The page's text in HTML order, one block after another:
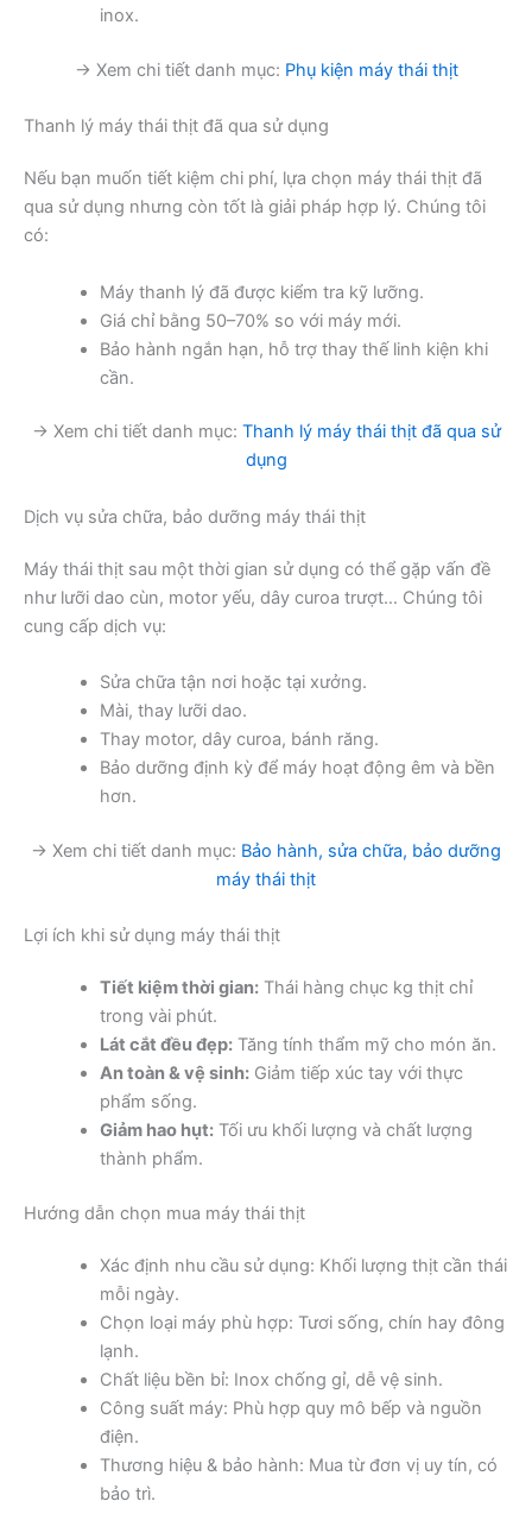
inox.
→ Xem chi tiết danh mục: Phụ kiện máy thái thịt
Thanh lý máy thái thịt đã qua sử dụng
Nếu bạn muốn tiết kiệm chi phí, lựa chọn máy thái thịt đã
qua sử dụng nhưng còn tốt là giải pháp hợp lý. Chúng tôi
có:
Máy thanh lý đã được kiểm tra kỹ lưỡng.
Giá chỉ bằng 50–70% so với máy mới.
Bảo hành ngắn hạn, hỗ trợ thay thế linh kiện khi
cần.
→ Xem chi tiết danh mục: Thanh lý máy thái thịt đã qua sử
dụng
Dịch vụ sửa chữa, bảo dưỡng máy thái thịt
Máy thái thịt sau một thời gian sử dụng có thể gặp vấn đề
như lưỡi dao cùn, motor yếu, dây curoa trượt… Chúng tôi
cung cấp dịch vụ:
Sửa chữa tận nơi hoặc tại xưởng.
Mài, thay lưỡi dao.
Thay motor, dây curoa, bánh răng.
Bảo dưỡng định kỳ để máy hoạt động êm và bền
hơn.
→ Xem chi tiết danh mục: Bảo hành, sửa chữa, bảo dưỡng
máy thái thịt
Lợi ích khi sử dụng máy thái thịt
Tiết kiệm thời gian:Thái hàng chục kg thịt chỉ
trong vài phút.
Lát cắt đều đẹp:Tăng tính thẩm mỹ cho món ăn.
An toàn & vệ sinh:Giảm tiếp xúc tay với thực
phẩm sống.
Giảm hao hụt:Tối ưu khối lượng và chất lượng
thành phẩm.
Hướng dẫn chọn mua máy thái thịt
Xác định nhu cầu sử dụng: Khối lượng thịt cần thái
mỗi ngày.
Chọn loại máy phù hợp: Tươi sống, chín hay đông
lạnh.
Chất liệu bền bỉ: Inox chống gỉ, dễ vệ sinh.
Công suất máy: Phù hợp quy mô bếp và nguồn
điện.
Thương hiệu & bảo hành: Mua từ đơn vị uy tín, có
bảo trì.